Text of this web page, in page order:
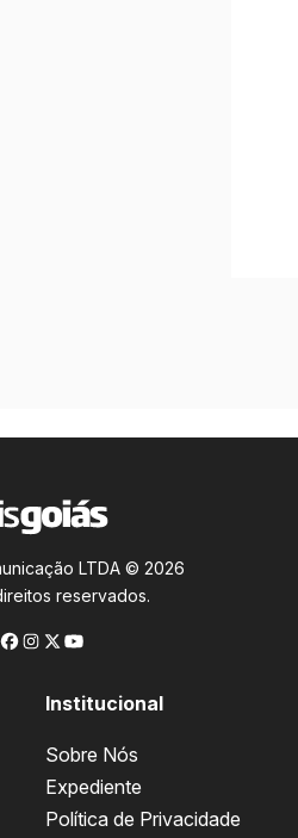
LTDA © 2026
reservados.
Institucional
Sobre Nós
Expediente
Política de Privacidade